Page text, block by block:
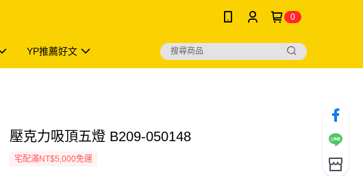
0
YP推薦好文
壓克力吸頂五燈 B209-050148
宅配滿NT$5,000免運